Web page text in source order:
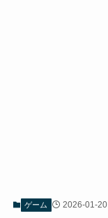
ゲーム 2026-01-20